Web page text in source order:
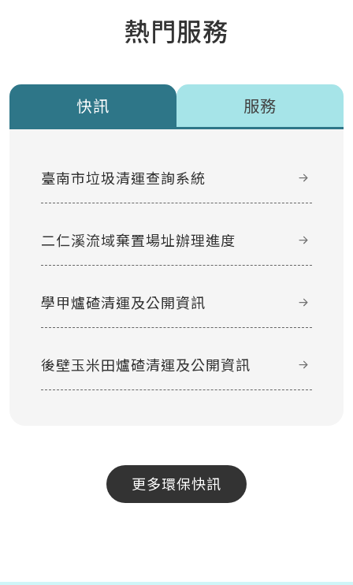
熱門服務
快訊 服務
臺南市垃圾清運查詢系統
二仁溪流域棄置場址辦理進度
學甲爐碴清運及公開資訊
後壁玉米田爐碴清運及公開資訊
更多環保快訊